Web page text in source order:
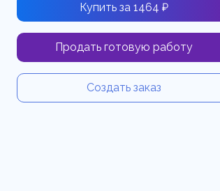
Купить за 1464 ₽
Продать готовую работу
Создать заказ